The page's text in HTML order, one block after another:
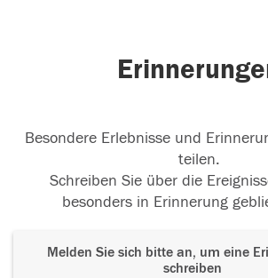
Besondere Erlebnisse und
teilen.
Schreiben Sie über die
besonders in Erinnerung
Melden Sie sich bitte an, um eine
schreiben